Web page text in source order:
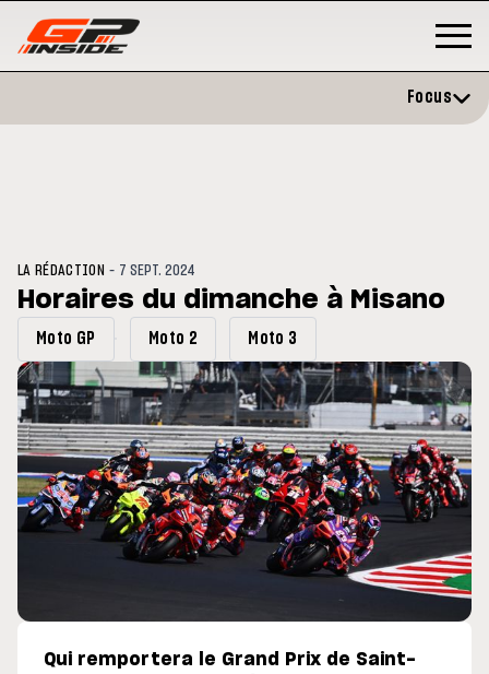
évite l'opération et vise un
en septembre
MOTOGP
Doublé Trackhouse en Sprint
Focus
LA RÉDACTION - 7 SEPT. 2024
Horaires du dimanche à Misano
Moto GP Moto 2 Moto 3
Qui remportera le Grand Prix de Saint-